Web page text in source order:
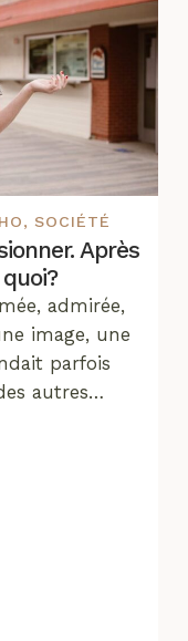
, SOCIÉTÉ
Après
admirée,
image, une
parfois
autres…